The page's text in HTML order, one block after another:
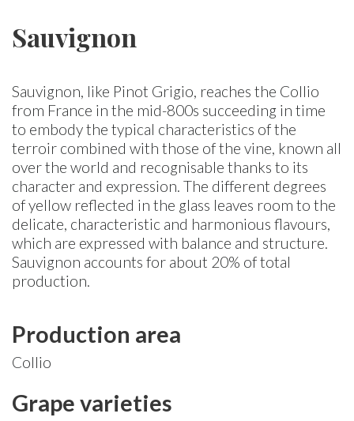
Sauvignon
Sauvignon, like Pinot Grigio, reaches the Collio
from France in the mid-800s succeeding in time
to embody the typical characteristics of the
terroir combined with those of the vine, known all
over the world and recognisable thanks to its
character and expression. The different degrees
of yellow reflected in the glass leaves room to the
delicate, characteristic and harmonious flavours,
which are expressed with balance and structure.
Sauvignon accounts for about 20% of total
production.
Production area
Collio
Grape varieties